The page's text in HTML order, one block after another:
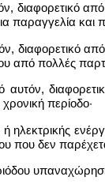
διαφορετικό
παραγγελία και
διαφορετικό
από πολλές
περίοδο·
που δεν